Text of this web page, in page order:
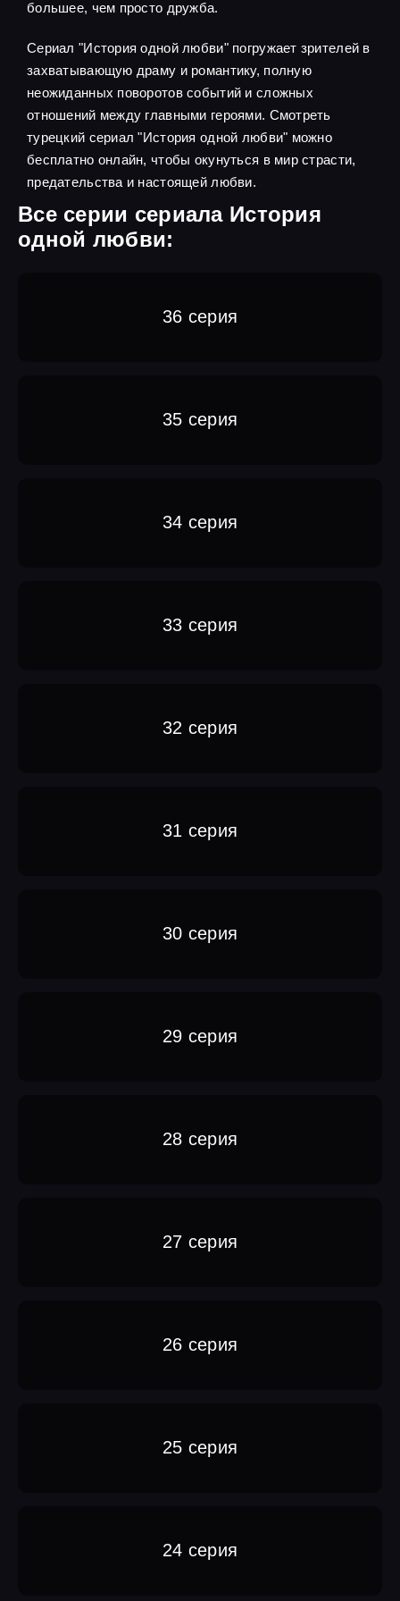
большее, чем просто дружба.
Сериал "История одной любви" погружает зрителей в
захватывающую драму и романтику, полную
неожиданных поворотов событий и сложных
отношений между главными героями. Смотреть
турецкий сериал "История одной любви" можно
бесплатно онлайн, чтобы окунуться в мир страсти,
предательства и настоящей любви.
Все серии сериала История
одной любви:
36 серия
35 серия
34 серия
33 серия
32 серия
31 серия
30 серия
29 серия
28 серия
27 серия
26 серия
25 серия
24 серия